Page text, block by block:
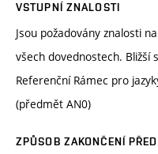
VSTUPNÍ ZNALOSTI
Jsou požadovány znalosti
všech dovednostech. Bližší
Referenční Rámec pro
(předmět AN0)
ZPŮSOB ZAKONČENÍ